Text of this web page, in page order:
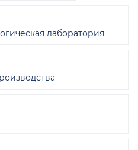
лаборатория